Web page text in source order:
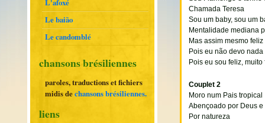
Chamada Teresa
Sou um baby, sou um
Mentalidade mediana
Mas assim mesmo
Pois eu não devo
Pois eu sou feliz,
Couplet 2
Moro num Pais tropical
Abençoado por Deus e
Por natureza
L'afoxé
Le baião
Le candomblé
chansons brésiliennes
paroles, traductions et fichiers
midis dechansons brésiliennes.
liens